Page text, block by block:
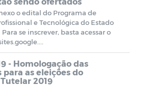
o edital do Programa de
e Tecnológica do Estado
se inscrever, basta acessar o
- Homologação das
para as eleições do
2019